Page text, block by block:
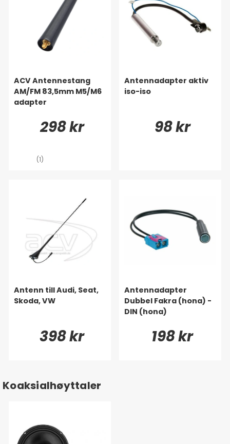
ACV Antennestang
AM/FM 83,5mm M5/M6
adapter
298 kr
(1)
Antennadapter aktiv
iso-iso
98 kr
Antenn till Audi, Seat,
Skoda, VW
398 kr
Antennadapter
Dubbel Fakra (hona) -
DIN (hona)
198 kr
Koaksialhøyttaler